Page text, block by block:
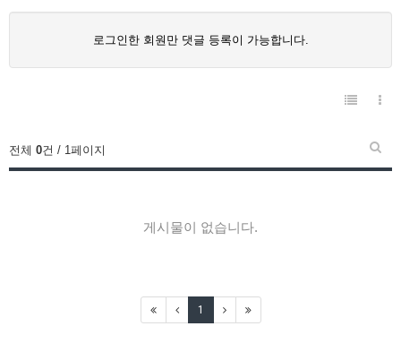
로그인한 회원만 댓글 등록이 가능합니다.
전체 0건 / 1페이지
게시물이 없습니다.
1